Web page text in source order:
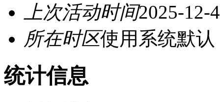
上次活动时间2025-12-
所在时区使用系统默认
统计信息